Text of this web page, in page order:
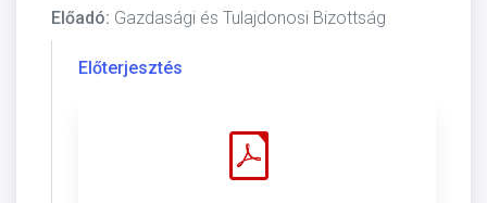
Előadó: Gazdasági és Tulajdonosi Bizottság
Előterjesztés